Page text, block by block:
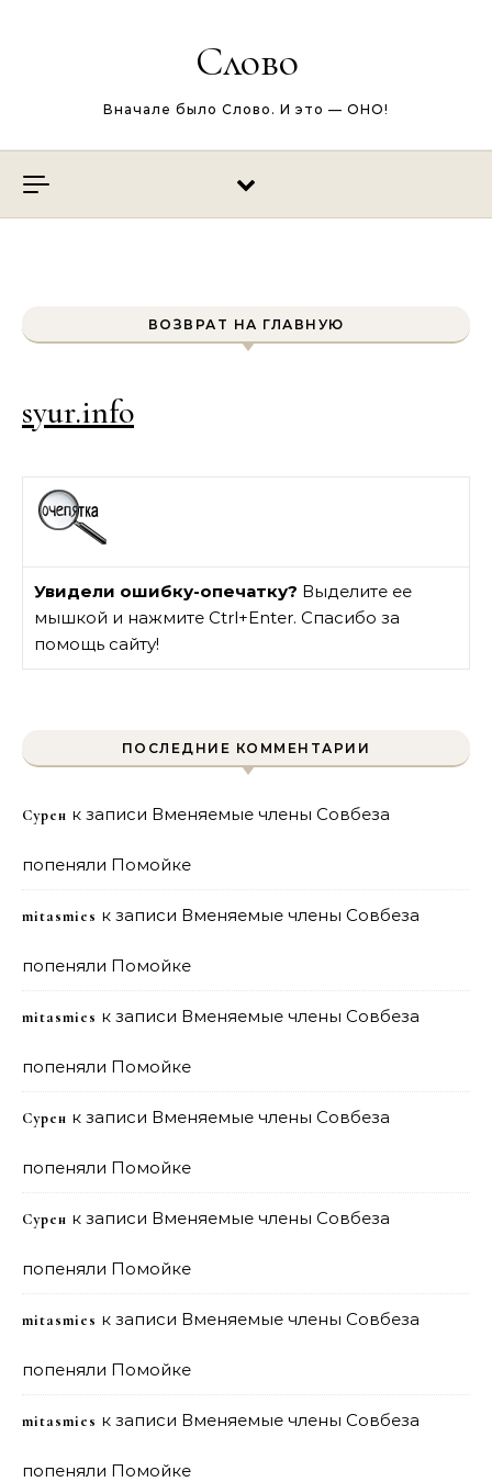
Слово
Вначале было Слово. И это — ОНО!
ВОЗВРАТ НА ГЛАВНУЮ
syur.info
Увидели ошибку-опечатку? Выделите ее
мышкой и нажмите Ctrl+Enter. Спасибо за
помощь сайту!
ПОСЛЕДНИЕ КОММЕНТАРИИ
Сурен к записи Вменяемые члены Совбеза
попеняли Помойке
mitasmies к записи Вменяемые члены Совбеза
попеняли Помойке
mitasmies к записи Вменяемые члены Совбеза
попеняли Помойке
Сурен к записи Вменяемые члены Совбеза
попеняли Помойке
Сурен к записи Вменяемые члены Совбеза
попеняли Помойке
mitasmies к записи Вменяемые члены Совбеза
попеняли Помойке
mitasmies к записи Вменяемые члены Совбеза
попеняли Помойке